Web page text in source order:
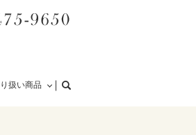
扱い商品